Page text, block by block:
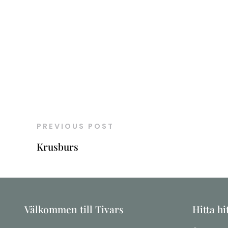
PREVIOUS POST
Krusburs
Välkommen till Tivars Hitta